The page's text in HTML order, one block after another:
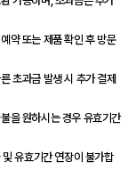
약 또는 제품 확인 후 방문
초과금 발생 시 추가 결제
을 원하시는 경우 유효기간
유효기간 연장이 불가합